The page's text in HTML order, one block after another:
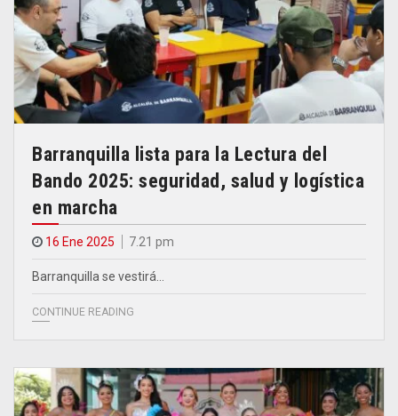
Barranquilla lista para la Lectura del
Bando 2025: seguridad, salud y logística
en marcha
16 Ene 2025 7.21 pm
Barranquilla se vestirá…
CONTINUE READING